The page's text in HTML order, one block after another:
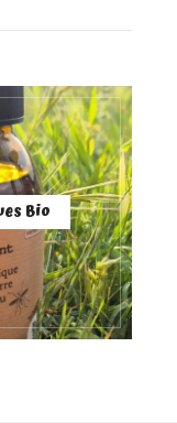
Bio